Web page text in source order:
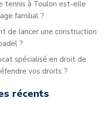
tennis à Toulon est-elle
familial ?
de lancer une construction
?
spécialisé en droit de
vos droits ?
récents